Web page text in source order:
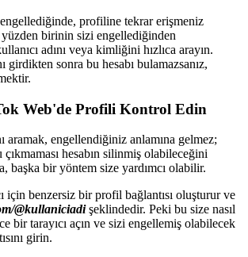
profiline tekrar erişmeniz
birinin sizi engellediğinden
adını veya kimliğini hızlıca arayın.
girdikten sonra bu hesabı bulamazsanız,
Web'de Profili Kontrol Edin
aramak, engellendiğiniz anlamına gelmez;
hesabın silinmiş olabileceğini
başka bir yöntem size yardımcı olabilir.
için benzersiz bir profil bağlantısı oluşturur ve
@kullaniciadişeklindedir. Peki bu size nasıl
bir tarayıcı açın ve sizi engellemiş olabilecek
girin.